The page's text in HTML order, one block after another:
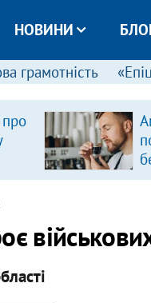
НОВИНИ
грамотність
про